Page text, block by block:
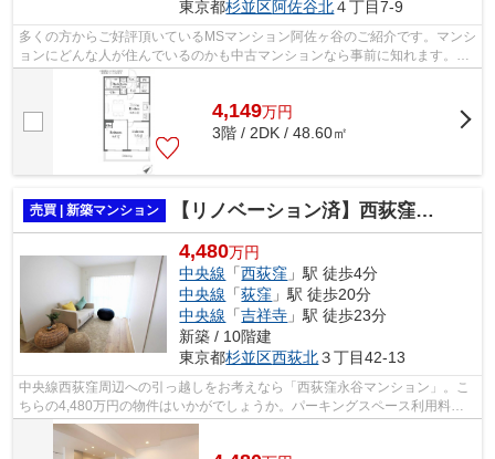
東京都杉並区阿佐谷北４丁目7-9
多くの方からご好評頂いているMSマンション阿佐ヶ谷のご紹介です。マンシ
ョンにどんな人が住んでいるのかも中古マンションなら事前に知れます。メ
ンテナンスのしやすさから考えると決...
4,149万円
3階 / 2DK / 48.60㎡
売買 | 新築マンション 【リノベーション済】西荻窪永谷マンション
4,480万円
中央線 「西荻窪 」駅 徒歩4分
中央線 「荻窪 」駅 徒歩20分
中央線 「吉祥寺 」駅 徒歩23分
新築 / 10階建
東京都杉並区西荻北３丁目42-13
中央線西荻窪周辺への引っ越しをお考えなら「西荻窪永谷マンション」。こ
ちらの4,480万円の物件はいかがでしょうか。パーキングスペース利用料金
は27000円です。株式会社オブライエン...